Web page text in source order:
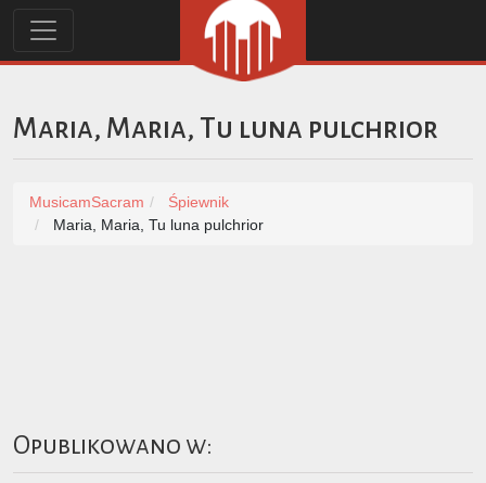
Maria, Maria, Tu luna pulchrior
MusicamSacram
Śpiewnik
Maria, Maria, Tu luna pulchrior
Opublikowano w: